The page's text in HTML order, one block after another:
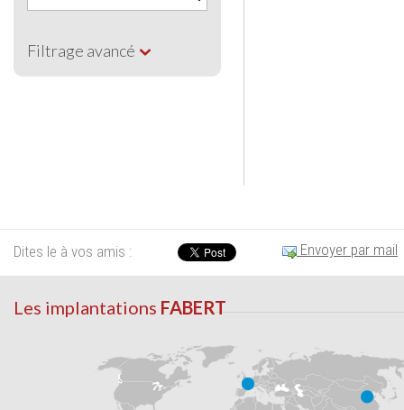
Filtrage avancé
Dites le à vos amis : Envoyer par mail
Les implantations FABERT